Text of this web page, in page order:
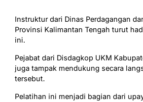
Instruktur dari Dinas Perdagangan
Provinsi Kalimantan Tengah turut
ini.
Pejabat dari Disdagkop UKM
juga tampak mendukung secara
tersebut.
Pelatihan ini menjadi bagian dari